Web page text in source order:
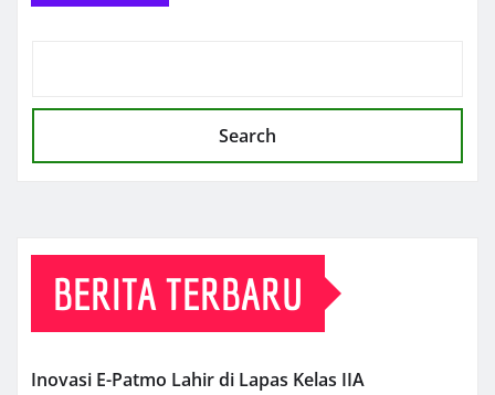
Search
BERITA TERBARU
Inovasi E-Patmo Lahir di Lapas Kelas IIA